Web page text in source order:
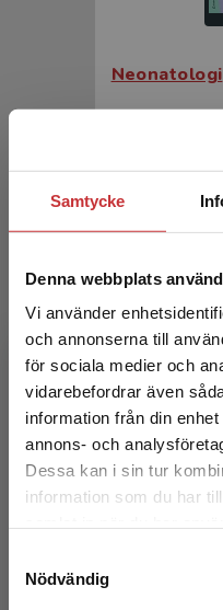
Samtycke
Denna webbplats
Vi använder
och annonserna till
för sociala medier och
vidarebefordrar även
information från din
annons- och
Dessa kan i sin tur
information som du har
Nödvändig
Det verkar som att
studentlitteratur.se
Vi erbjuder inte
att kunna slutföra ett
Neonatologi
Patriksson, K